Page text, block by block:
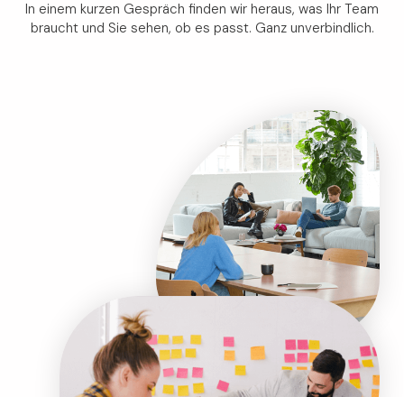
In einem kurzen Gespräch finden wir heraus, was Ihr Team
braucht und Sie sehen, ob es passt. Ganz unverbindlich.